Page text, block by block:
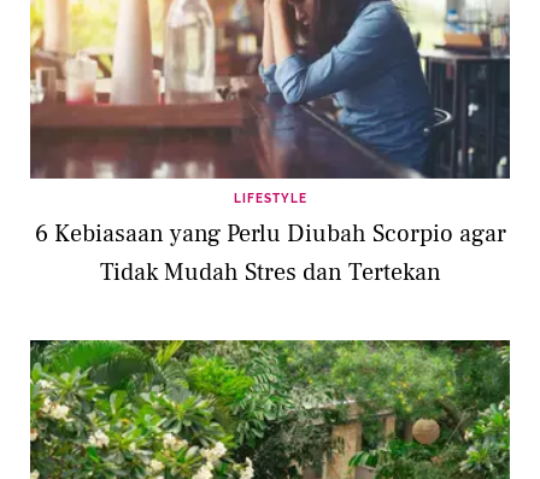
LIFESTYLE
6 Kebiasaan yang Perlu Diubah Scorpio agar
Tidak Mudah Stres dan Tertekan